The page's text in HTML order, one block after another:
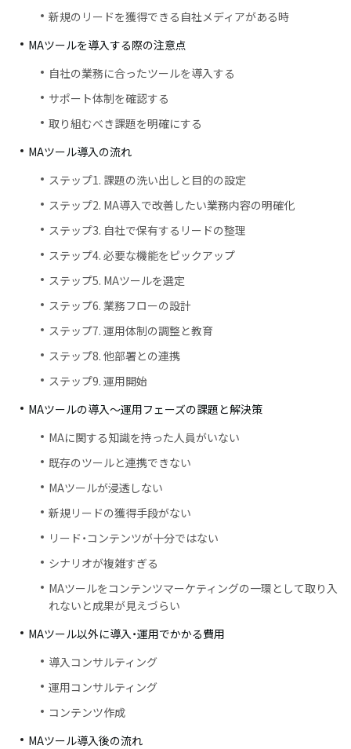
新規のリードを獲得できる自社メディアがある時
MAツールを導入する際の注意点
自社の業務に合ったツールを導入する
サポート体制を確認する
取り組むべき課題を明確にする
MAツール導入の流れ
ステップ1. 課題の洗い出しと目的の設定
ステップ2. MA導入で改善したい業務内容の明確化
ステップ3. 自社で保有するリードの整理
ステップ4. 必要な機能をピックアップ
ステップ5. MAツールを選定
ステップ6. 業務フローの設計
ステップ7. 運用体制の調整と教育
ステップ8. 他部署との連携
ステップ9. 運用開始
MAツールの導入～運用フェーズの課題と解決策
MAに関する知識を持った人員がいない
既存のツールと連携できない
MAツールが浸透しない
新規リードの獲得手段がない
リード・コンテンツが十分ではない
シナリオが複雑すぎる
MAツールをコンテンツマーケティングの一環として取り入
れないと成果が見えづらい
MAツール以外に導入・運用でかかる費用
導入コンサルティング
運用コンサルティング
コンテンツ作成
MAツール導入後の流れ